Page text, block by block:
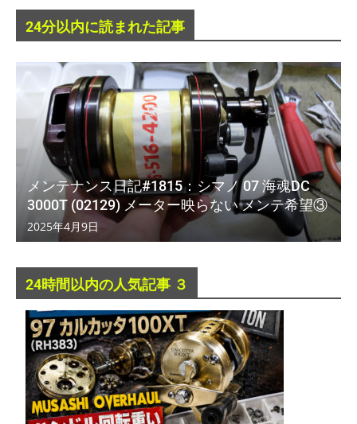
24分以内に読まれた記事
メンテナンス日記#1815：シマノ 07 海魂DC
3000T (02129) メーター映らない メンテ希望③
2025年4月9日
24時間以内の人気記事 ３